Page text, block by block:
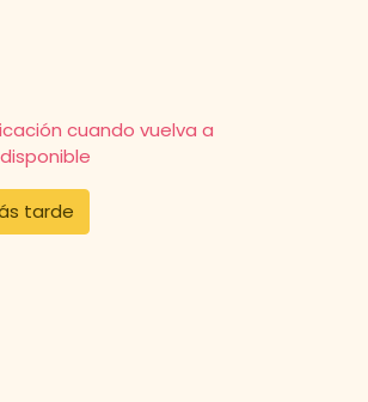
cuando vuelva a
tarde